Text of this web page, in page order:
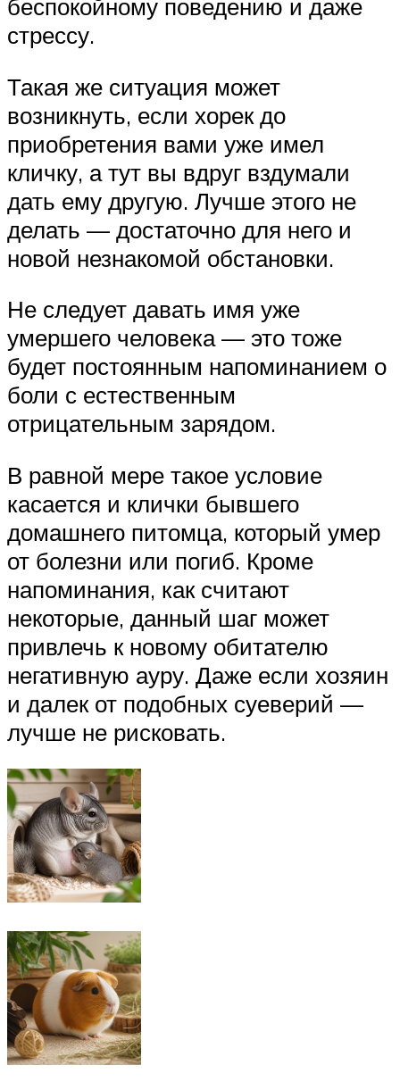
беспокойному поведению и даже
стрессу.
Такая же ситуация может
возникнуть, если хорек до
приобретения вами уже имел
кличку, а тут вы вдруг вздумали
дать ему другую. Лучше этого не
делать — достаточно для него и
новой незнакомой обстановки.
Не следует давать имя уже
умершего человека — это тоже
будет постоянным напоминанием о
боли с естественным
отрицательным зарядом.
В равной мере такое условие
касается и клички бывшего
домашнего питомца, который умер
от болезни или погиб. Кроме
напоминания, как считают
некоторые, данный шаг может
привлечь к новому обитателю
негативную ауру. Даже если хозяин
и далек от подобных суеверий —
лучше не рисковать.